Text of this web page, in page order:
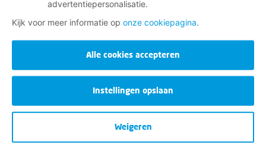
advertentiepersonalisatie.
Kijk voor meer informatie op onze cookiepagina.
Alle cookies accepteren
Instellingen opslaan
Weigeren